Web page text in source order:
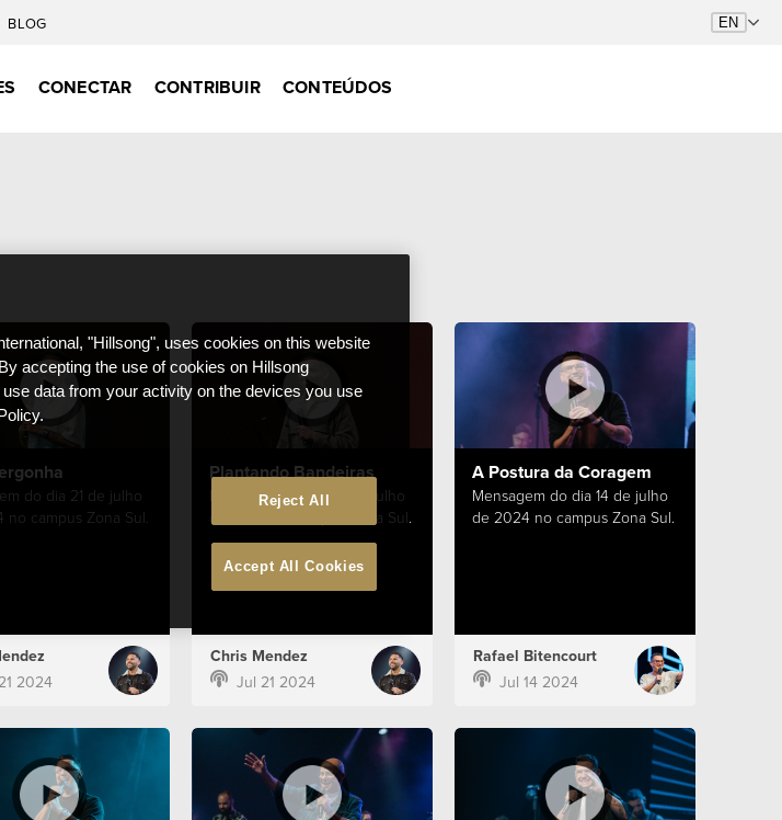
BLOG
CONECTAR CONTRIBUIR CONTEÚDOS
do dia 21 de julho
no campus Zona Sul.
2024
Plantando Bandeiras
Mensagem do dia 21 de julho
de 2024 no campus Zona Sul.
Chris Mendez
Jul 21 2024
A Postura da Coragem
Mensagem do dia 14 de julho
de 2024 no campus Zona Sul.
Rafael Bitencourt
Jul 14 2024
"Hillsong", uses cookies on this website
accepting the use of cookies on Hillsong
data from your activity on the devices you use
Reject All
Accept All Cookies